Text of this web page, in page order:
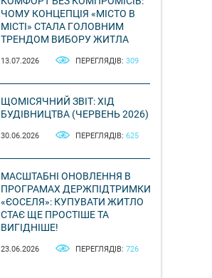
ЧОМУ КОНЦЕПЦІЯ «МІСТО В
МІСТІ» СТАЛА ГОЛОВНИМ
ТРЕНДОМ ВИБОРУ ЖИТЛА
13.07.2026 ПЕРЕГЛЯДІВ: 309
ЩОМІСЯЧНИЙ ЗВІТ: ХІД
БУДІВНИЦТВА (ЧЕРВЕНЬ 2026)
30.06.2026 ПЕРЕГЛЯДІВ: 625
МАСШТАБНІ ОНОВЛЕННЯ В
ПРОГРАМАХ ДЕРЖПІДТРИМКИ
«ЄОСЕЛЯ»: КУПУВАТИ ЖИТЛО
СТАЄ ЩЕ ПРОСТІШЕ ТА
ВИГІДНІШЕ!
23.06.2026 ПЕРЕГЛЯДІВ: 726